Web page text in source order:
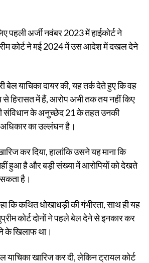
पहली अर्जी नवंबर 2023 में हाईकोर्ट ने
कोर्ट ने मई 2024 में उस आदेश में दखल देने
बेल याचिका दायर की, यह तर्क देते हुए कि वह
से हिरासत में हैं, आरोप अभी तक तय नहीं किए
संविधान के अनुच्छेद 21 के तहत उनकी
का उल्लंघन है।
कर दिया, हालांकि उसने यह माना कि
हुआ है और बड़ी संख्या में आरोपियों को देखते
है।
कि कथित धोखाधड़ी की गंभीरता, साथ ही यह
कोर्ट दोनों ने पहले बेल देने से इनकार कर
के खिलाफ था।
याचिका खारिज कर दी, लेकिन ट्रायल कोर्ट